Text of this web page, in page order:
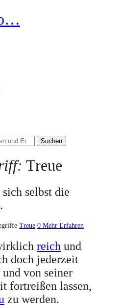
Treue
selbst die
Treue 0 Mehr Erfahren
reich und
doch jederzeit
von seiner
fortreißen lassen,
zu werden.